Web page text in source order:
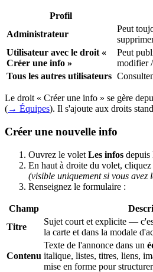
Profil
Administrateur
Peut
Utilisateur avec le droit «
Créer une info »
Peut
modifier
Tous les autres utilisateurs
Le droit « Créer une info » se gère
(→ Équipes). Il s'ajoute aux droits
Créer une nouvelle info
Ouvrez le volet Les infos depuis
En haut à droite du volet,
(visible uniquement si vous avez
Renseignez le formulaire :
Champ
Titre
Sujet court et explicite —
la carte et dans la modale
Contenu
Texte de l'annonce dans un
italique, listes, titres, liens,
mise en forme pour